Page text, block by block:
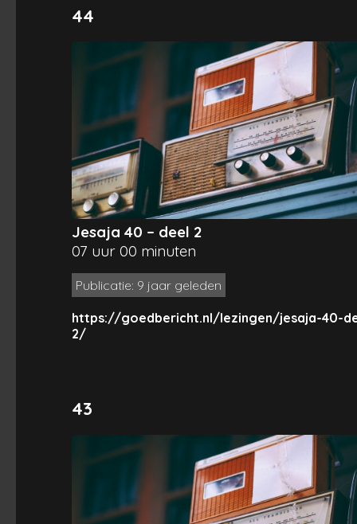
44
Jesaja 40 – deel 2
07 uur 00 minuten
Publicatie: 9 jaar geleden
https://goedbericht.nl/lezingen/jesaja-40-
2/
43